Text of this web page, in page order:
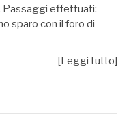
Passaggi effettuati: -
sparo con il foro di
[Leggi tutto]